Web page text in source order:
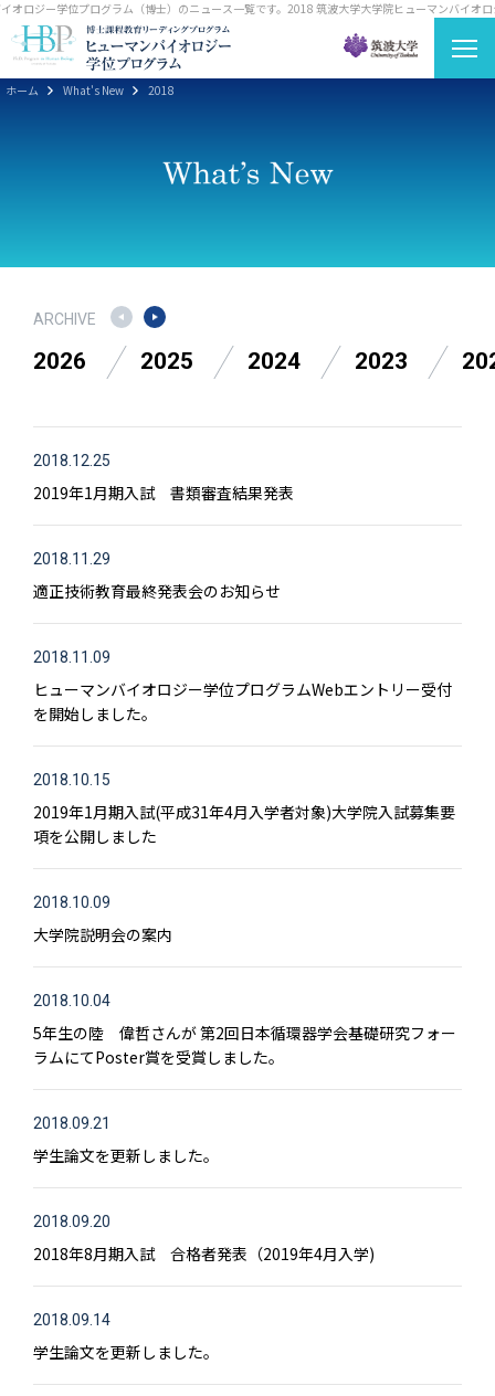
ロジー学位プログラム（博士）のニュース一覧です。2018 筑波大学大学院ヒューマンバイオロ
ホーム What's New 2018
ARCHIVE
2026 2025 2024 2023
2018.12.25
2019年1月期入試 書類審査結果発表
2018.11.29
適正技術教育最終発表会のお知らせ
2018.11.09
ヒューマンバイオロジー学位プログラムWebエントリー受付
を開始しました。
2018.10.15
2019年1月期入試(平成31年4月入学者対象)大学院入試募集要
項を公開しました
2018.10.09
大学院説明会の案内
2018.10.04
5年生の陸 偉哲さんが 第2回日本循環器学会基礎研究フォー
ラムにてPoster賞を受賞しました。
2018.09.21
学生論文を更新しました。
2018.09.20
2018年8月期入試 合格者発表（2019年4月入学)
2018.09.14
学生論文を更新しました。